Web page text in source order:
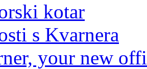
kotar
s Kvarnera
your new